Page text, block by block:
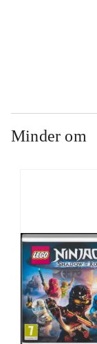
Minder om